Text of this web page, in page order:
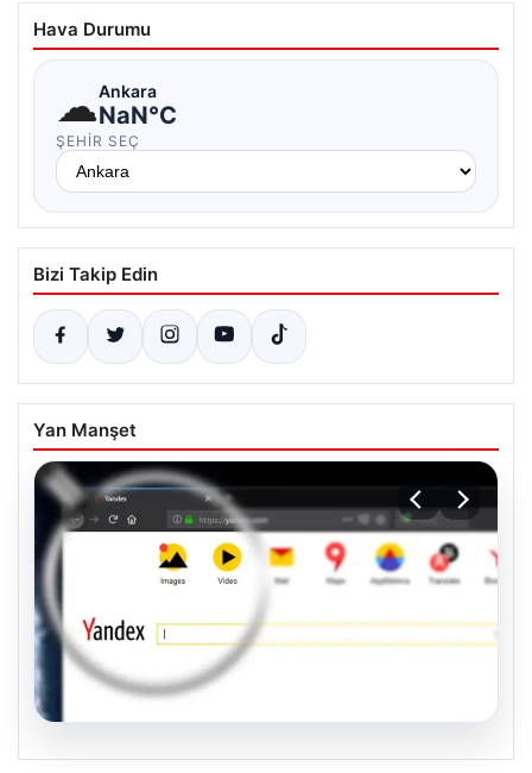
Hava Durumu
☁Ankara
NaN°C
ŞEHIR SEÇ
Bizi Takip Edin
Yan Manşet
05.08.2026